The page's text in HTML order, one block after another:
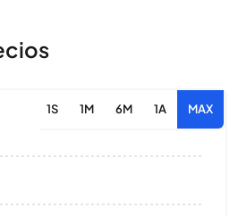
1S 1M 6M 1A MAX